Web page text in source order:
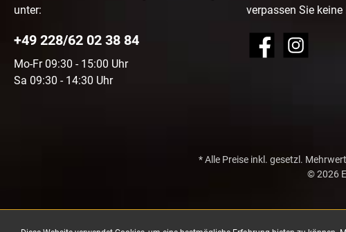
unter:
+49 228/62 02 38 84
Mo-Fr 09:30 - 15:00 Uhr
Sa 09:30 - 14:30 Uhr
verpassen Sie
FacebookInstagram
* Alle Preise inkl. gesetzl.
© 2026